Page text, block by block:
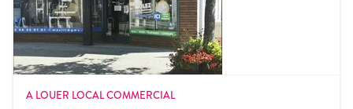
A LOUER LOCAL COMMERCIAL